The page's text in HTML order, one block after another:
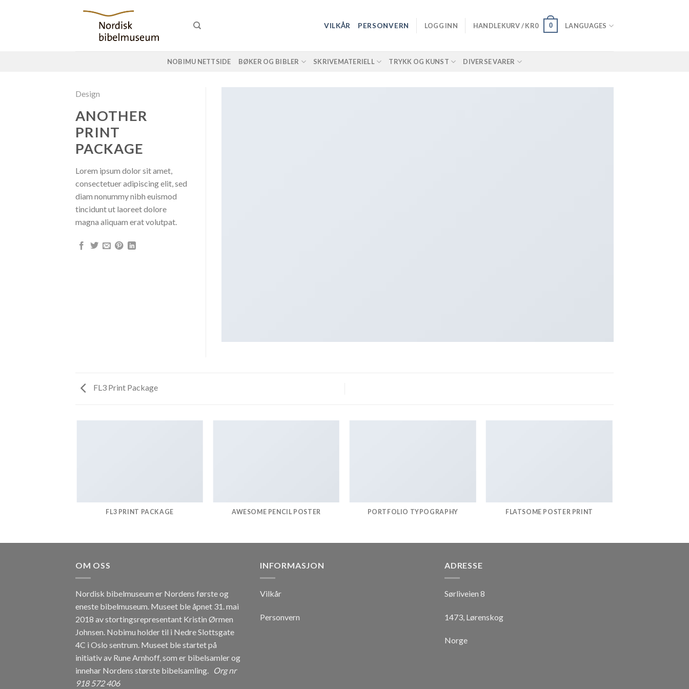
VILKÅR PERSONVERN LOGG INN HANDLEKURV /KR0 0 LANGUAGES
NOBIMU NETTSIDE BØKER OG BIBLER SKRIVEMATERIELL TRYKK OG KUNST DIVERSE VARER
Design
ANOTHER
PRINT
PACKAGE
Lorem ipsum dolor sit amet,
consectetuer adipiscing elit, sed
diam nonummy nibh euismod
tincidunt ut laoreet dolore
magna aliquam erat volutpat.
FL3 Print Package
FL3 PRINT PACKAGE AWESOME PENCIL POSTER PORTFOLIO TYPOGRAPHY FLATSOME POSTER PRINT
OM OSS
Nordisk bibelmuseum er Nordens første og
eneste bibelmuseum. Museet ble åpnet 31. mai
2018 av stortingsrepresentant Kristin Ørmen
Johnsen. Nobimu holder til i Nedre Slottsgate
4C i Oslo sentrum. Museet ble startet på
initiativ av Rune Arnhoff, som er bibelsamler og
innehar Nordens største bibelsamling.
Org nr
918 572 406
INFORMASJON
Vilkår
Personvern
ADRESSE
Sørliveien 8
1473, Lørenskog
Norge